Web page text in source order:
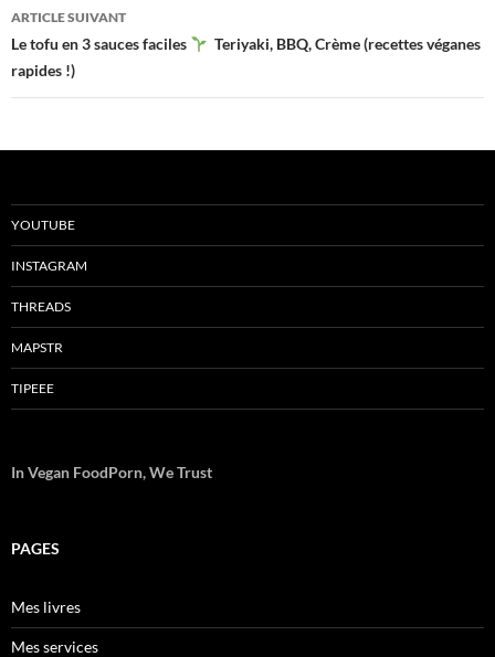
ARTICLE SUIVANT
Le tofu en 3 sauces faciles
Teriyaki, BBQ, Crème (recettes véganes
rapides !)
YOUTUBE
INSTAGRAM
THREADS
MAPSTR
TIPEEE
In Vegan FoodPorn, We Trust
PAGES
Mes livres
Mes services